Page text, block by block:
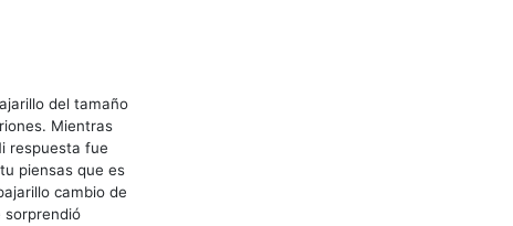
del tamaño
Mientras
respuesta fue
piensas que es
cambio de
sorprendió